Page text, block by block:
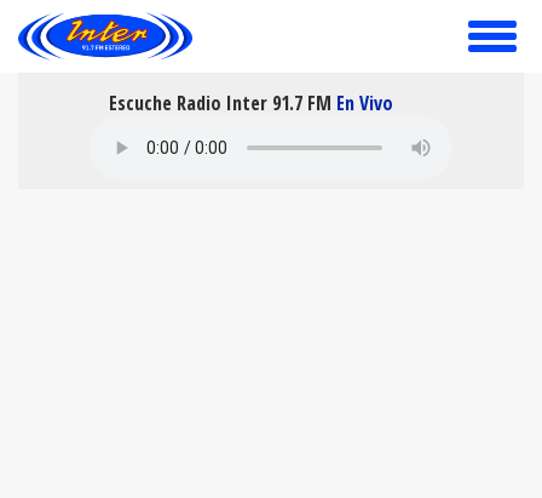
toggle
Escuche Radio Inter 91.7 FM En Vivo